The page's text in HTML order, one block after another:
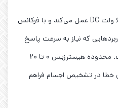
این سنسور با ولتاژ کاری ۱۰ تا ۶۰ ولت DC عمل می‌کند و با فرکانس
برای کاربردهایی که نیاز به سرعت پاسخ
متوسط دارند، کاملاً مناسب است. محدوده هیسترزیس ۰ تا ۲۰
خطا در تشخیص اجسام فراهم